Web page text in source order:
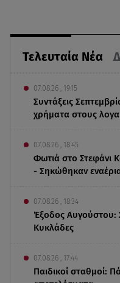
Τελευταία Νέα
07.08.26 , 19:15
Συντάξεις
χρήματα στους
07.08.26 , 18:45
Φωτιά στο Στεφάνι
- Σηκώθηκαν
07.08.26 , 18:34
Έξοδος Αυγούστου:
Κυκλάδες
07.08.26 , 17:44
Παιδικοί σταθμοί: